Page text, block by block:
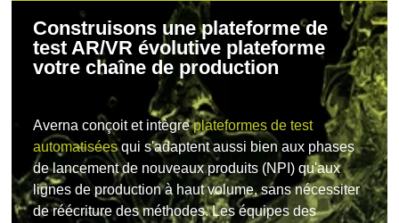
Construisons une plateforme de
test AR/VR évolutive plateforme
votre chaîne de production
Averna conçoit et intègreplateformes de test
automatiséesqui s'adaptent aussi bien aux phases
de lancement de nouveaux produits (NPI) qu'aux
lignes de production à haut volume, sans nécessiter
de réécriture des méthodes. Les équipes des